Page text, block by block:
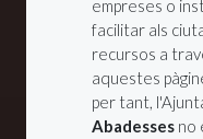
empreses o
facilitar als
recursos a
aquestes
per tant,
Abadesses no